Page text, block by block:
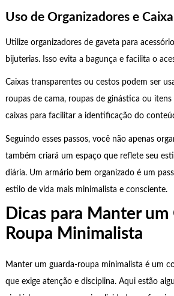
Uso de Organizadores e
Utilize organizadores de gaveta para
bijuterias. Isso evita a bagunça e facilita o
Caixas transparentes ou cestos podem ser
roupas de cama, roupas de ginástica ou itens
caixas para facilitar a identificação do
Seguindo esses passos, você não apenas
também criará um espaço que reflete seu
diária. Um armário bem organizado é um
estilo de vida mais minimalista e consciente.
Dicas para Manter um
Roupa Minimalista
Manter um guarda-roupa minimalista é um
que exige atenção e disciplina. Aqui estão